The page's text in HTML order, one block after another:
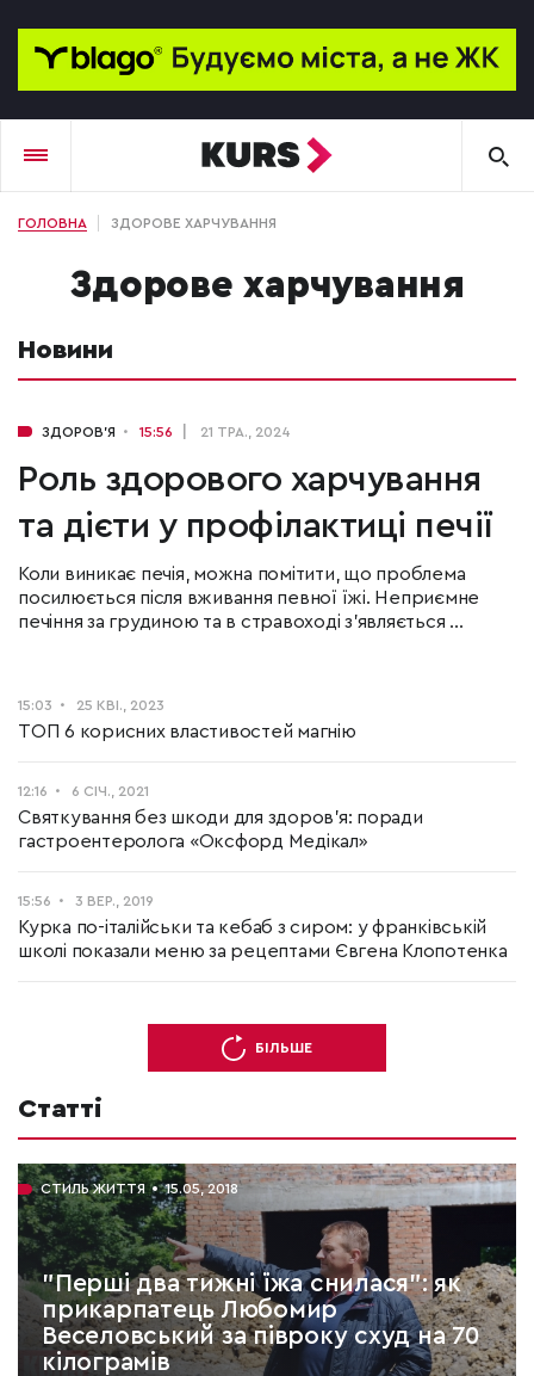
ГОЛОВНА ЗДОРОВЕ ХАРЧУВАННЯ
здорове харчування
Новини
ЗДОРОВ'Я 15:56 21 ТРА., 2024
Роль здорового харчування
та дієти у профілактиці печії
Коли виникає печія, можна помітити, що проблема
посилюється після вживання певної їжі. Неприємне
печіння за грудиною та в стравоході з'являється ...
15:03 25 КВІ., 2023
ТОП 6 корисних властивостей магнію
12:16 6 СІЧ., 2021
Святкування без шкоди для здоров’я: поради
гастроентеролога «Оксфорд Медікал»
15:56 3 ВЕР., 2019
Курка по-італійськи та кебаб з сиром: у франківській
школі показали меню за рецептами Євгена Клопотенка
БІЛЬШЕ
Статті
СТИЛЬ ЖИТТЯ 15.05, 2018
"Перші два тижні їжа снилася": як
прикарпатець Любомир
Веселовський за півроку схуд на 70
кілограмів